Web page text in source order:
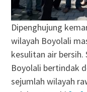
Dipenghujung
wilayah Boyolali
kesulitan air
Boyolali bertindak
sejumlah wilayah